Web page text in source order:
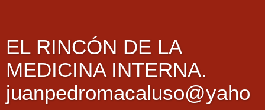
EL RINCÓN DE LA
MEDICINA INTERNA.
juanpedromacaluso@yaho